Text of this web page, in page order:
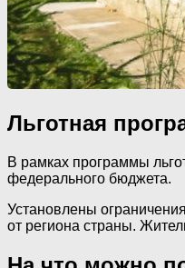
Льготная
В рамках программы
федерального бюджета.
Установлены
от региона страны.